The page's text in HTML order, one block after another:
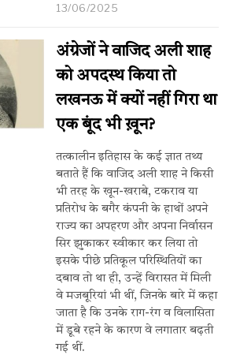
13/06/2025
अंग्रेजों ने वाजिद अली शाह
को अपदस्थ किया तो
लखनऊ में क्यों नहीं गिरा था
एक बूंद भी ख़ून?
तत्कालीन इतिहास के कई ज्ञात तथ्य
बताते हैं कि वाजिद अली शाह ने किसी
भी तरह के खून-खराबे, टकराव या
प्रतिरोध के बगैर कंपनी के हाथों अपने
राज्य का अपहरण और अपना निर्वासन
सिर झुकाकर स्वीकार कर लिया तो
इसके पीछे प्रतिकूल परिस्थितियों का
दबाव तो था ही, उन्हें विरासत में मिली
वे मजबूरियां भी थीं, जिनके बारे में कहा
जाता है कि उनके राग-रंग व विलासिता
में डूबे रहने के कारण वे लगातार बढ़ती
गई थीं.